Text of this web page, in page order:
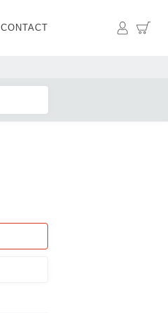
CONTACT マイペ